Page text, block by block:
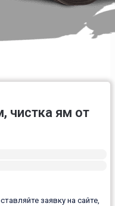
чистка ям от
заявку на сайте,